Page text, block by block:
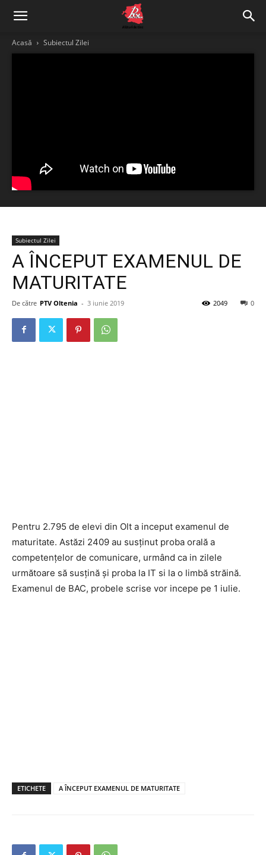
Acasă Subiectul Zilei
Subiectul Zilei
A ÎNCEPUT EXAMENUL DE
MATURITATE
De către PTV Oltenia - 3 iunie 2019 0
2049
Pentru 2.795 de elevi din Olt a inceput examenul de
maturitate. Astăzi 2409 au susținut proba orală a
competențelor de comunicare, urmând ca in zilele
următoare să susțină și proba la IT si la o limbă străină.
Examenul de BAC, probele scrise vor incepe pe 1 iulie.
ETICHETE A ÎNCEPUT EXAMENUL DE MATURITATE